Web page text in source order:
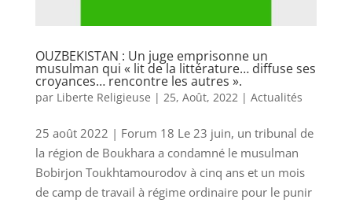
OUZBEKISTAN : Un juge emprisonne un
musulman qui « lit de la littérature… diffuse ses
croyances… rencontre les autres ».
par Liberte Religieuse | 25, Août, 2022| Actualités
25 août 2022 | Forum 18 Le 23 juin, un tribunal de
la région de Boukhara a condamné le musulman
Bobirjon Toukhtamourodov à cinq ans et un mois
de camp de travail à régime ordinaire pour le punir